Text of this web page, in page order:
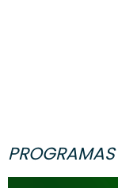
PROGRAMAS